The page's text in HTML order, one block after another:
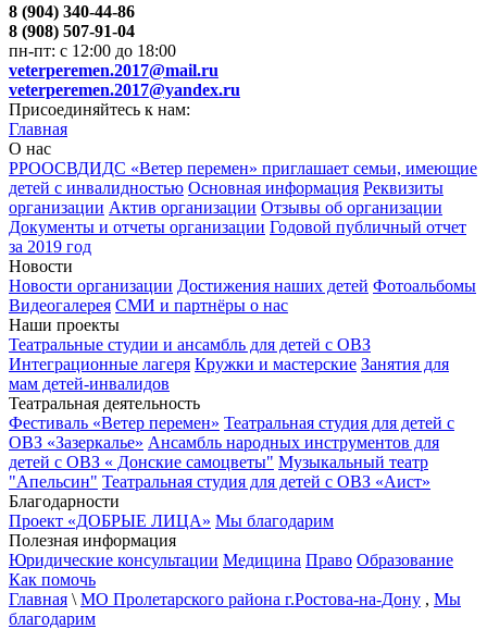
8 (904) 340-44-86
8 (908) 507-91-04
пн-пт: с 12:00 до 18:00
veterperemen.2017@mail.ru
veterperemen.2017@yandex.ru
Присоединяйтесь к нам:
Главная
О нас
РРООСВДИДС «Ветер перемен» приглашает семьи, имеющие
детей с инвалидностью Основная информация Реквизиты
организации Актив организации Отзывы об организации
Документы и отчеты организации Годовой публичный отчет
за 2019 год
Новости
Новости организации Достижения наших детей Фотоальбомы
Видеогалерея СМИ и партнёры о нас
Наши проекты
Театральные студии и ансамбль для детей с ОВЗ
Интеграционные лагеря Кружки и мастерские Занятия для
мам детей-инвалидов
Театральная деятельность
Фестиваль «Ветер перемен» Театральная студия для детей с
ОВЗ «Зазеркалье» Ансамбль народных инструментов для
детей с ОВЗ « Донские самоцветы" Музыкальный театр
"Апельсин" Театральная студия для детей с ОВЗ «Аист»
Благодарности
Проект «ДОБРЫЕ ЛИЦА» Мы благодарим
Полезная информация
Юридические консультации Медицина Право Образование
Как помочь
Главная \ МО Пролетарского района г.Ростова-на-Дону , Мы
благодарим